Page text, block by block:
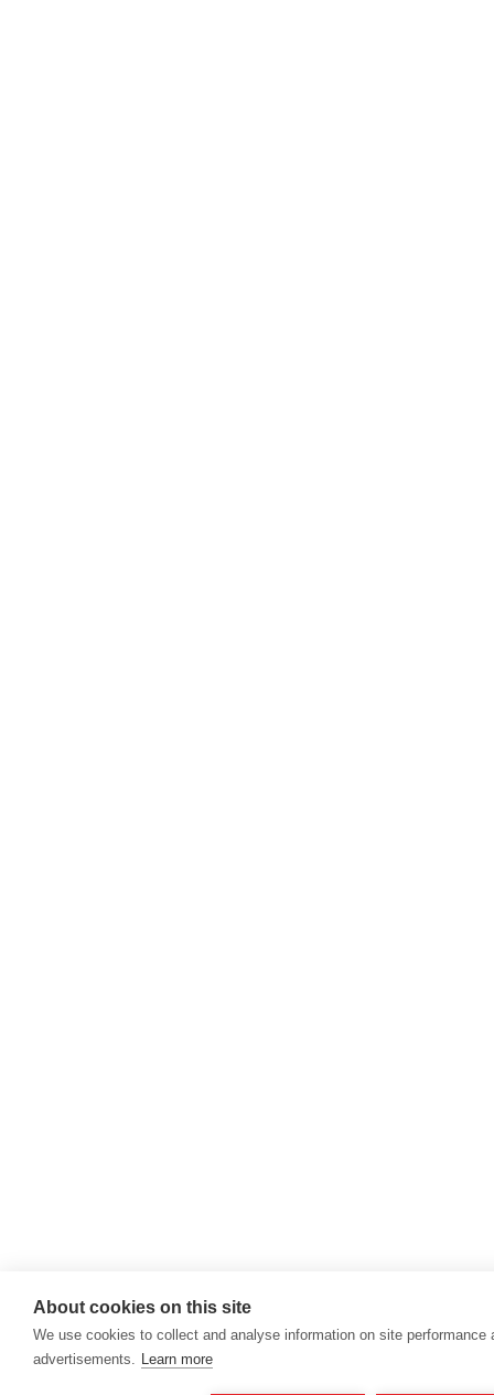
About cookies on this site
We use cookies to collect and analyse information on site
advertisements. Learn more